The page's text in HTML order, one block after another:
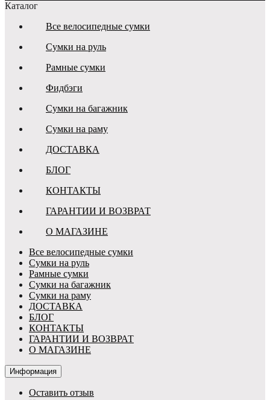
Каталог
Все велосипедные сумки
Сумки на руль
Рамные сумки
Фидбэги
Сумки на багажник
Сумки на раму
ДОСТАВКА
БЛОГ
КОНТАКТЫ
ГАРАНТИИ И ВОЗВРАТ
О МАГАЗИНЕ
Все велосипедные сумки
Сумки на руль
Рамные сумки
Сумки на багажник
Сумки на раму
ДОСТАВКА
БЛОГ
КОНТАКТЫ
ГАРАНТИИ И ВОЗВРАТ
О МАГАЗИНЕ
Информация
Оставить отзыв